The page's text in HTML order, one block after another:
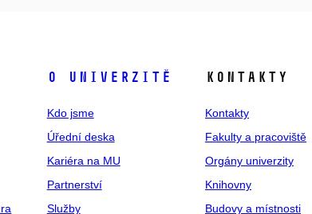
O univerzitě
Kdo jsme
Úřední deska
Kariéra na MU
Partnerství
Služby
Kontakty
Kontakty
Fakulty a pracoviště
Orgány univerzity
Knihovny
Budovy a místnosti